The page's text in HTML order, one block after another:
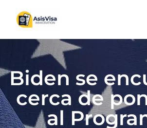
Biden se
cerca de
al